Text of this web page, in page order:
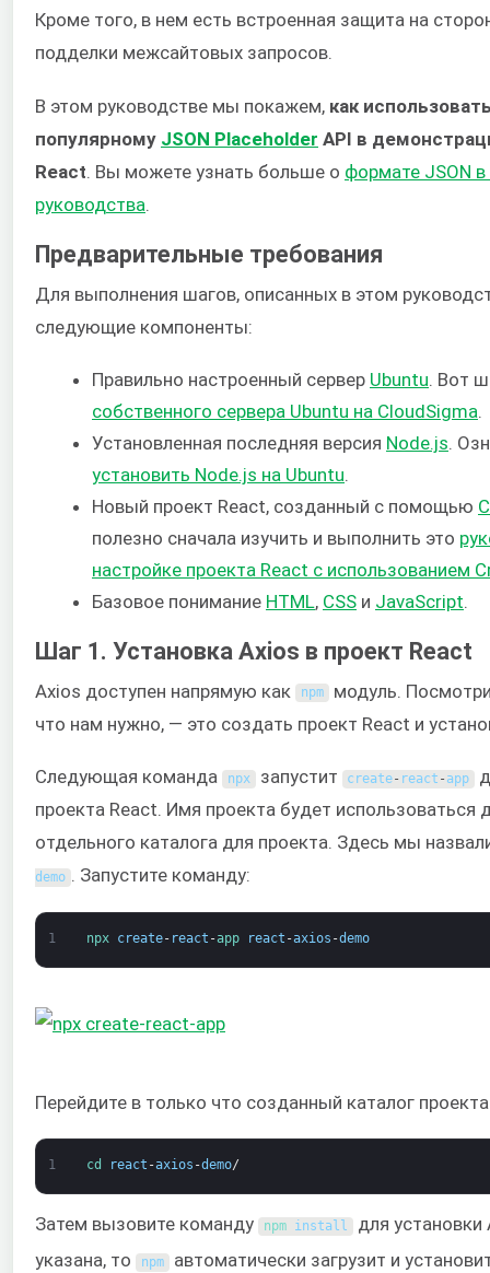
Кроме того, в нем есть встроенная защита на
подделки межсайтовых запросов.
В этом руководстве мы покажем, как
популярному JSON Placeholder API в
React . Вы можете узнать больше о формате JSON
руководства
Предварительные требования
Для выполнения шагов, описанных в этом
следующие компоненты:
Правильно настроенный сервер Ubuntu . Вот
собственного сервера Ubuntu на CloudSigma
Установленная последняя версия Node.js .
установить Node.js на Ubuntu
Новый проект React, созданный с помощью
полезно сначала изучить и выполнить это
настройке проекта React с использованием
Базовое понимание HTML, CSS и JavaScript
Шаг 1. Установка Axios в проект React
Axios доступен напрямую как npm модуль.
что нам нужно, — это создать проект React и
Следующая команда npx запустит create- react - app
проекта React. Имя проекта будет использоваться
отдельного каталога для проекта. Здесь мы
demo . Запустите команду:
1 npx create- react -app react -axios -demo
Перейдите в только что созданный каталог
1 cd react -axios -demo/
Затем вызовите команду npm install для установки
указана, то
npm автоматически загрузит и